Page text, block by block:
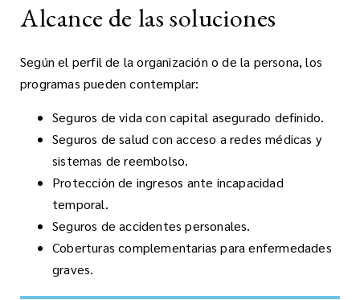
Alcance de las soluciones
Según el perfil de la organización o de la persona, los
programas pueden contemplar:
Seguros de vida con capital asegurado definido.
Seguros de salud con acceso a redes médicas y
sistemas de reembolso.
Protección de ingresos ante incapacidad
temporal.
Seguros de accidentes personales.
Coberturas complementarias para enfermedades
graves.